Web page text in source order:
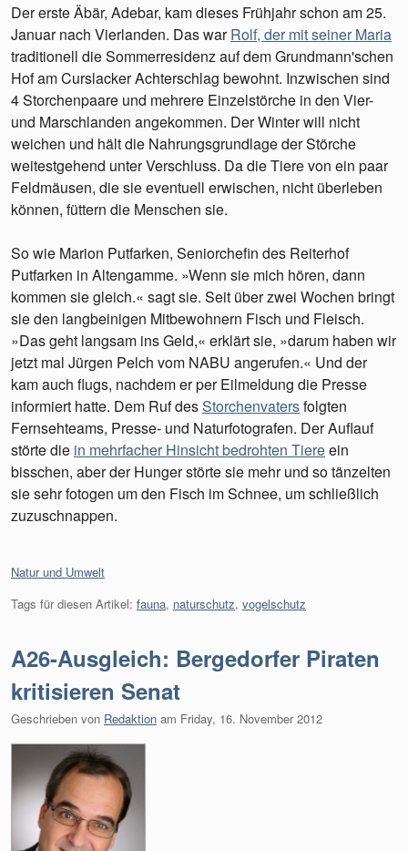
Der erste Äbär, Adebar, kam dieses Frühjahr schon am 25.
Januar nach Vierlanden. Das warRolf, der mit seiner Maria
traditionell die Sommerresidenz auf dem Grundmann'schen
Hof am Curslacker Achterschlag bewohnt. Inzwischen sind
4 Storchenpaare und mehrere Einzelstörche in den Vier-
und Marschlanden angekommen. Der Winter will nicht
weichen und hält die Nahrungsgrundlage der Störche
weitestgehend unter Verschluss. Da die Tiere von ein paar
Feldmäusen, die sie eventuell erwischen, nicht überleben
können, füttern die Menschen sie.
So wie Marion Putfarken, Seniorchefin des Reiterhof
Putfarken in Altengamme. »Wenn sie mich hören, dann
kommen sie gleich.« sagt sie. Seit über zwei Wochen bringt
sie den langbeinigen Mitbewohnern Fisch und Fleisch.
»Das geht langsam ins Geld,« erklärt sie, »darum haben wir
jetzt mal Jürgen Pelch vom NABU angerufen.« Und der
kam auch flugs, nachdem er per Eilmeldung die Presse
informiert hatte. Dem Ruf desStorchenvatersfolgten
Fernsehteams, Presse- und Naturfotografen. Der Auflauf
störte die in mehrfacher Hinsicht bedrohten Tiereein
bisschen, aber der Hunger störte sie mehr und so tänzelten
sie sehr fotogen um den Fisch im Schnee, um schließlich
zuzuschnappen.
Kategorien:
Natur und Umwelt
Tags für diesen Artikel: fauna, naturschutz, vogelschutz
A26-Ausgleich: Bergedorfer Piraten
kritisieren Senat
Geschrieben von Redaktion am Friday, 16. November 2012